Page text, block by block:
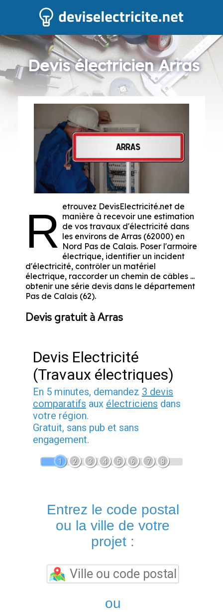
Devis électricien Arras
R etrouvez DevisElectricité.net de
manière à recevoir une estimation
de vos travaux d'électricité dans
les environs de Arras (62000) en
Nord Pas de Calais. Poser l'armoire
électrique, identifier un incident
d'électricité, contrôler un matériel
électrique, raccorder un chemin de câbles ...
obtenir une série devis dans le département
Pas de Calais (62).
Devis gratuit à Arras
Devis Electricité
(Travaux électriques)
En 5 minutes, demandez 3 devis
comparatifs aux électriciens dans
votre région.
Gratuit, sans pub et sans
engagement.
1 2 3 4 5 6 7 8
Entrez le code postal
ou la ville de votre
projet :
ou